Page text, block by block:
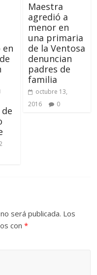
en
Maestra
agredió a
menor en
una primaria
de la Ventosa
denuncian
padres de
familia
octubre 13,
2016
0
será publicada. Los
con*